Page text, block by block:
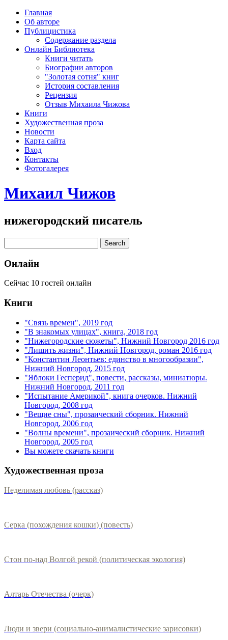
Главная
Об авторе
Публицистика
Содержание раздела
Онлайн Библиотека
Книги читать
Биографии авторов
"Золотая сотня" книг
История составления
Рецензия
Отзыв Михаила Чижова
Книги
Художественная проза
Новости
Карта сайта
Вход
Контакты
Фотогалерея
Михаил Чижов
нижегородский писатель
Онлайн
Сейчас 10 гостей онлайн
Книги
"Связь времен", 2019 год
"В знакомых улицах", книга, 2018 год
"Нижегородские сюжеты", Нижний Новгород 2016 год
"Лишить жизни", Нижний Новгород, роман 2016 год
"Константин Леонтьев: единство в многообразии",
Нижний Новгород, 2015 год
"Яблоки Гесперид", повести, рассказы, миниатюры.
Нижний Новгород, 2011 год
"Испытание Америкой", книга очерков. Нижний
Новгород, 2008 год
"Вещие сны", прозаический сборник. Нижний
Новгород, 2006 год
"Волны времени", прозаический сборник. Нижний
Новгород, 2005 год
Вы можете скачать книги
Художественная проза
Неделимая любовь (рассказ)
Серка (похождения кошки) (повесть)
Стон по-над Волгой рекой (политическая экология)
Алтарь Отечества (очерк)
Люди и звери (социально-анималистические зарисовки)